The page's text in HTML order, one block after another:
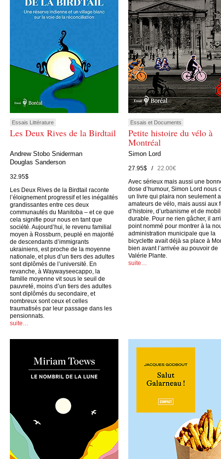
Essais Littérature
Les Deux Rives de la Birdtail
Andrew Stobo Sniderman
Douglas Sanderson
32.95$
Les Deux Rives de la Birdtail raconte
l’éloignement progressif et les inégalités
grandissantes entre ces deux
communautés du Manitoba – et ce que
cela signifie pour nous en tant que
société. Aujourd’hui, le revenu familial
moyen à Rossburn, peuplé en majorité
de descendants d’immigrants
ukrainiens, est proche de la moyenne
nationale, et plus d’un tiers des adultes
sont diplômés de l’université. En
revanche, à Waywayseecappo, la
famille moyenne vit sous le seuil de
pauvreté, moins d’un tiers des adultes
sont diplômés du secondaire, et
nombreux sont ceux et celles
traumatisés par leur passage dans les
pensionnats.
suite…
Essais et Documents
Petite histoire du vélo à
Montréal
Simon Lord
27.95$ /22.00€
Avec sérieux mais aussi une
dose d’humour, Simon Lord nous
un livre qui plaira non seulement
amateurs de vélo, mais aussi aux
d’histoire, d’urbanisme et de
durable. Pour ne rien gâcher, il
point nommé pour montrer à la
administration municipale que la
bicyclette avait déjà sa place à
bien avant l’arrivée au pouvoir de
Valérie Plante.
suite…